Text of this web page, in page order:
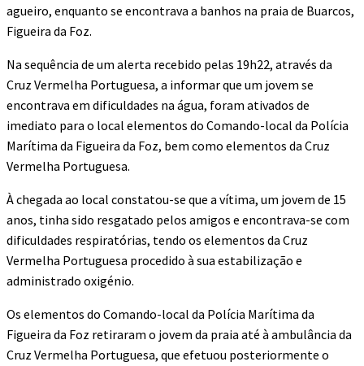
agueiro, enquanto se encontrava a banhos na praia de Buarcos,
Figueira da Foz.
Na sequência de um alerta recebido pelas 19h22, através da
Cruz Vermelha Portuguesa, a informar que um jovem se
encontrava em dificuldades na água, foram ativados de
imediato para o local elementos do Comando-local da Polícia
Marítima da Figueira da Foz, bem como elementos da Cruz
Vermelha Portuguesa.
À chegada ao local constatou-se que a vítima, um jovem de 15
anos, tinha sido resgatado pelos amigos e encontrava-se com
dificuldades respiratórias, tendo os elementos da Cruz
Vermelha Portuguesa procedido à sua estabilização e
administrado oxigénio.
Os elementos do Comando-local da Polícia Marítima da
Figueira da Foz retiraram o jovem da praia até à ambulância da
Cruz Vermelha Portuguesa, que efetuou posteriormente o